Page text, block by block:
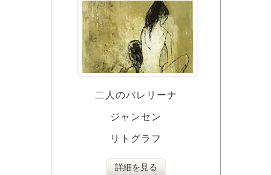
二人のバレリーナ
ジャンセン
リトグラフ
詳細を見る